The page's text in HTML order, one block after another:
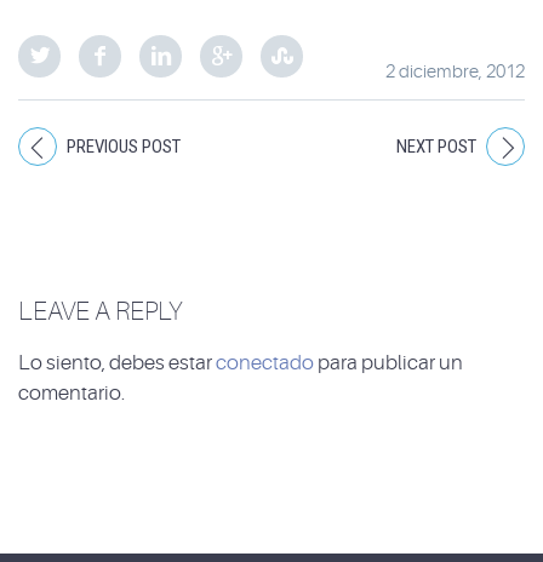
2 diciembre, 2012
PREVIOUS POST NEXT POST
LEAVE A REPLY
Lo siento, debes estarconectado para publicar un
comentario.